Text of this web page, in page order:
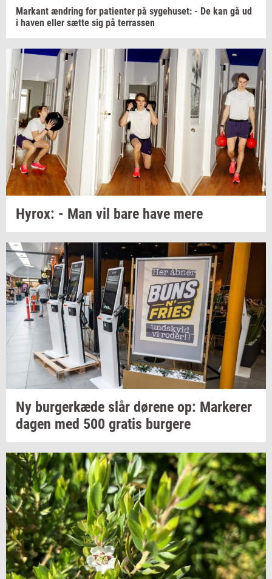
Mar­kant æn­dring for pa­tien­ter på sy­ge­hu­set: - De kan gå ud
i haven eller sætte sig på ter­ras­sen
Hyrox: - Man vil bare have mere
Ny bur­ger­kæ­de slår dø­re­ne op: Mar­ke­rer
dagen med 500 gra­tis bur­ge­re